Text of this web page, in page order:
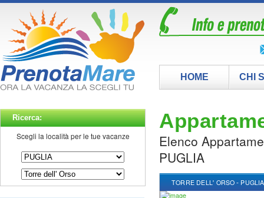
HOME CHI
Elenco
PUGLIA
TORRE DELL' ORSO - PUGLIA
Ricerca:
Scegli la località per le tue vacanze